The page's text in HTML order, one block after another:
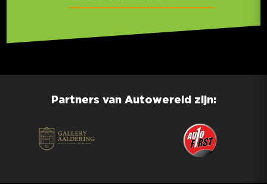
Partners van Autowereld zijn: